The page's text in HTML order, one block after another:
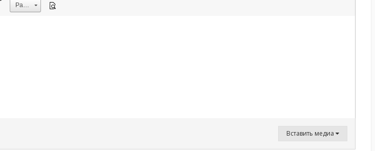
Размер
Вставить медиа